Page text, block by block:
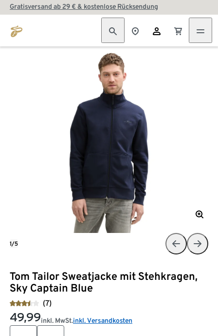
Gratisversand ab 29 € & kostenlose Rücksendung
Tom Tailor Sweatjacke mit Stehkragen,
Sky Captain Blue
(7)
49,99inkl. MwSt.inkl. Versandkosten
1/5